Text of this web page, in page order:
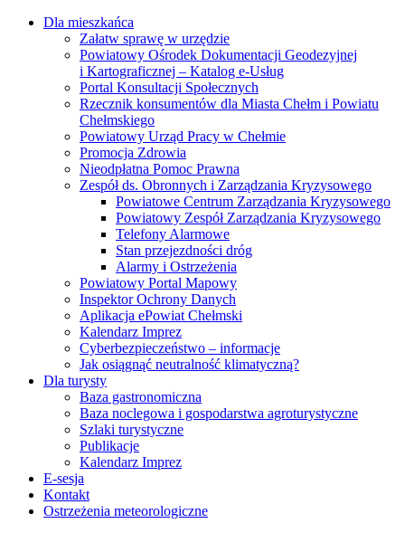
Dla mieszkańca
Załatw sprawę w urzędzie
Powiatowy Ośrodek Dokumentacji Geodezyjnej
i Kartograficznej – Katalog e-Usług
Portal Konsultacji Społecznych
Rzecznik konsumentów dla Miasta Chełm i Powiatu
Chełmskiego
Powiatowy Urząd Pracy w Chełmie
Promocja Zdrowia
Nieodpłatna Pomoc Prawna
Zespół ds. Obronnych i Zarządzania Kryzysowego
Powiatowe Centrum Zarządzania Kryzysowego
Powiatowy Zespół Zarządzania Kryzysowego
Telefony Alarmowe
Stan przejezdności dróg
Alarmy i Ostrzeżenia
Powiatowy Portal Mapowy
Inspektor Ochrony Danych
Aplikacja ePowiat Chełmski
Kalendarz Imprez
Cyberbezpieczeństwo – informacje
Jak osiągnąć neutralność klimatyczną?
Dla turysty
Baza gastronomiczna
Baza noclegowa i gospodarstwa agroturystyczne
Szlaki turystyczne
Publikacje
Kalendarz Imprez
E-sesja
Kontakt
Ostrzeżenia meteorologiczne